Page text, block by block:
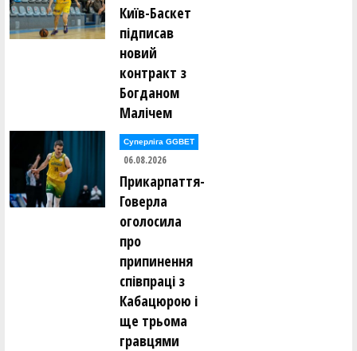
Київ-Баскет
підписав
новий
контракт з
Богданом
Малічем
Суперліга GGBET
06.08.2026
Прикарпаття-
Говерла
оголосила
про
припинення
співпраці з
Кабацюрою і
ще трьома
гравцями